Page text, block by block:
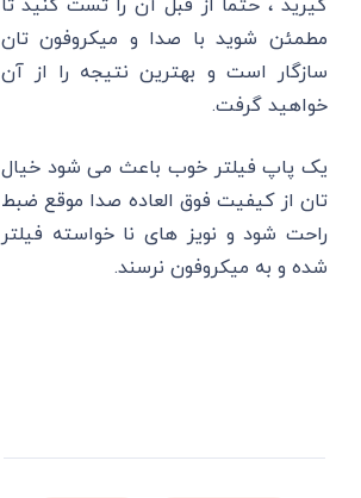
گیرید ، حتما از قبل آن را تست کنید تا
مطمئن شوید با صدا و میکروفون تان
سازگار است و بهترین نتیجه را از آن
خواهید گرفت.
یک پاپ فیلتر خوب باعث می شود خیال
تان از کیفیت فوق العاده صدا موقع ضبط
راحت شود و نویز های نا خواسته فیلتر
شده و به میکروفون نرسند.